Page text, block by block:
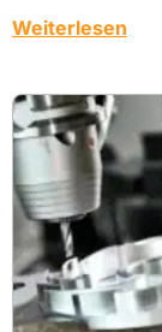
Weiterlesen